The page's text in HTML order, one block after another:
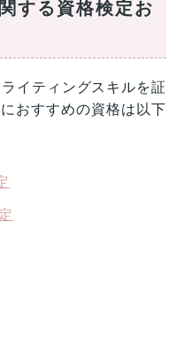
する資格検定お
イティングスキルを証
おすすめの資格は以下